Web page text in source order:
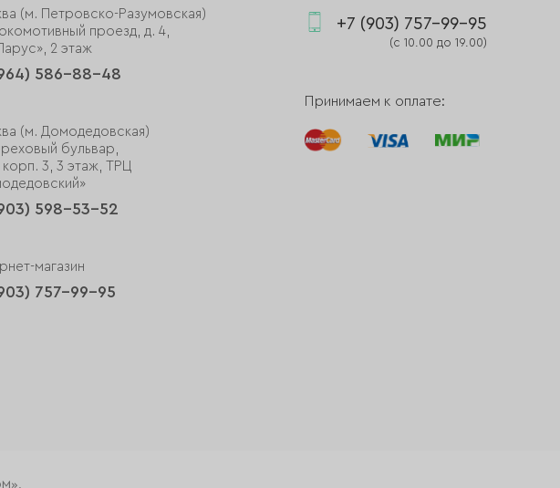
(м. Петровско-Разумовская)
проезд, д. 4,
2 этаж
586-88-48
(м. Домодедовская)
бульвар,
корп. 3, 3 этаж, ТРЦ
598-53-52
магазин
757-99-95
+7 (903) 757-99-95
(с 10.00 до 19.00)
Принимаем к оплате: